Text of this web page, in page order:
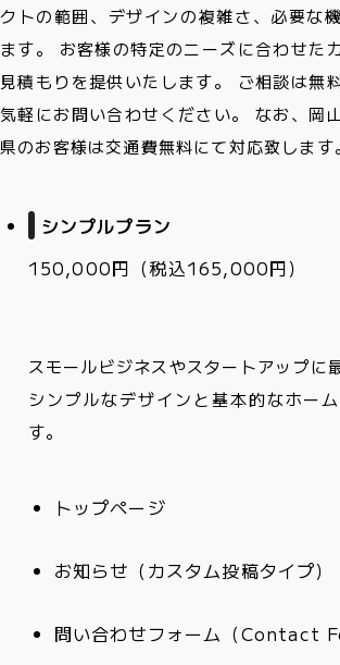
クトの範囲、デザインの複雑さ、必要な
ます。 お客様の特定のニーズに合わせた
見積もりを提供いたします。 ご相談は無
気軽にお問い合わせください。 なお、岡
県のお客様は交通費無料にて対応致します。
シンプルプラン
150,000円 （税込165,000円）
スモールビジネスやスタートアップに
シンプルなデザインと基本的なホー
す。
トップページ
お知らせ（カスタム投稿タイプ）
問い合わせフォーム（Contact